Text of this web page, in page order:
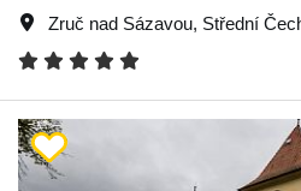
Zruč nad Sázavou, Střední